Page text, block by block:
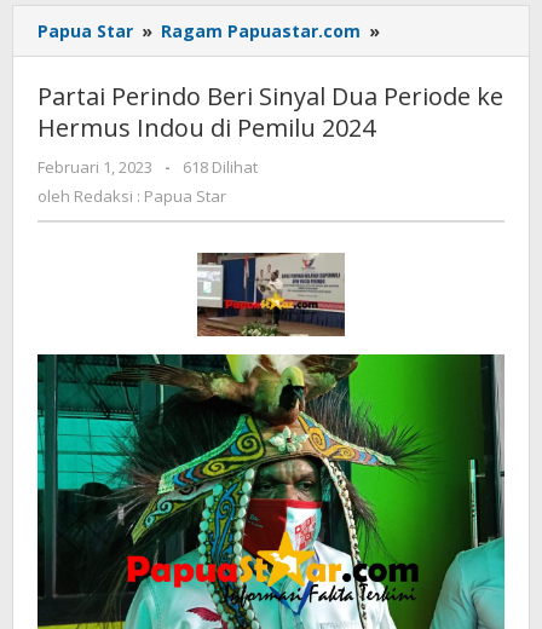
Papua Star » Ragam Papuastar.com »
Perindo
Sinyal
Partai Perindo Beri Sinyal Dua Periode ke
Hermus Indou di Pemilu 2024
Februari 1, 2023
oleh
Redaksi
:
-
618 Dilihat
oleh Redaksi : Papua Star